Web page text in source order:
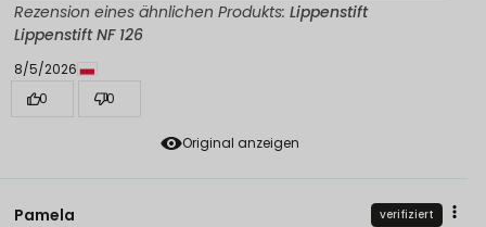
Original anzeigen
Rezension eines ähnlichen Produkts: Lippenstift
Lippenstift NF 126
8/5/2026
0
0
Pamela verifiziert